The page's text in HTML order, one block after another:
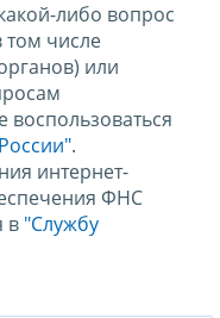
либо вопрос
том числе
или
.
интернет-
ФНС
в "Службу